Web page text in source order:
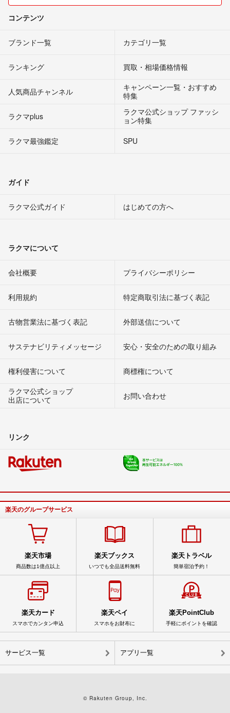
コンテンツ
ブランド一覧 カテゴリ一覧
ランキング 買取・相場価格情報
人気商品チャンネル
キャンペーン一覧・おすすめ
特集
ラクマplus
ラクマ公式ショップ ファッシ
ョン特集
ラクマ最強鑑定
SPU
ガイド
ラクマ公式ガイド はじめての方へ
ラクマについて
会社概要 プライバシーポリシー
利用規約 特定商取引法に基づく表記
古物営業法に基づく表記 外部送信について
サステナビリティメッセージ 安心・安全のための取り組み
権利侵害について
商標権について
ラクマ公式ショップ
出店について
お問い合わせ
リンク
楽天のグループサービス
楽天市場
商品数は1億点以上
楽天ブックス
いつでも全品送料無料
楽天トラベル
簡単宿泊予約！
楽天カード
スマホでカンタン申込
楽天ペイ
スマホをお財布に
楽天PointClub
手軽にポイントを確認
サービス一覧 アプリ一覧
© Rakuten Group, Inc.